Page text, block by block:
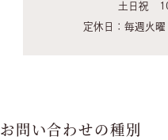
土日祝
定休日：毎週火
お問い合わせの種別